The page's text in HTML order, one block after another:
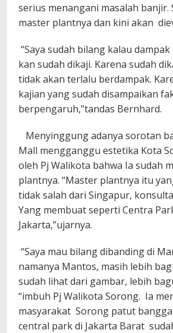
serius menangani masalah banjir.
master plantnya dan kini akan
“Saya sudah bilang kalau
kan sudah dikaji. Karena sudah
tidak akan terlalu berdampak.
kajian yang sudah disampaikan
berpengaruh,”tandas Bernhard.
Menyinggung adanya sorotan
Mall mengganggu estetika Kota
oleh Pj Walikota bahwa Ia sudah
plantnya. “Master plantnya itu
tidak salah dari Singapur,
Yang membuat seperti Centra
Jakarta,”ujarnya.
“Saya mau bilang dibanding di
namanya Mantos, masih lebih
sudah lihat dari gambar, lebih
“imbuh Pj Walikota Sorong. Ia
masyarakat Sorong patut
central park di Jakarta Barat